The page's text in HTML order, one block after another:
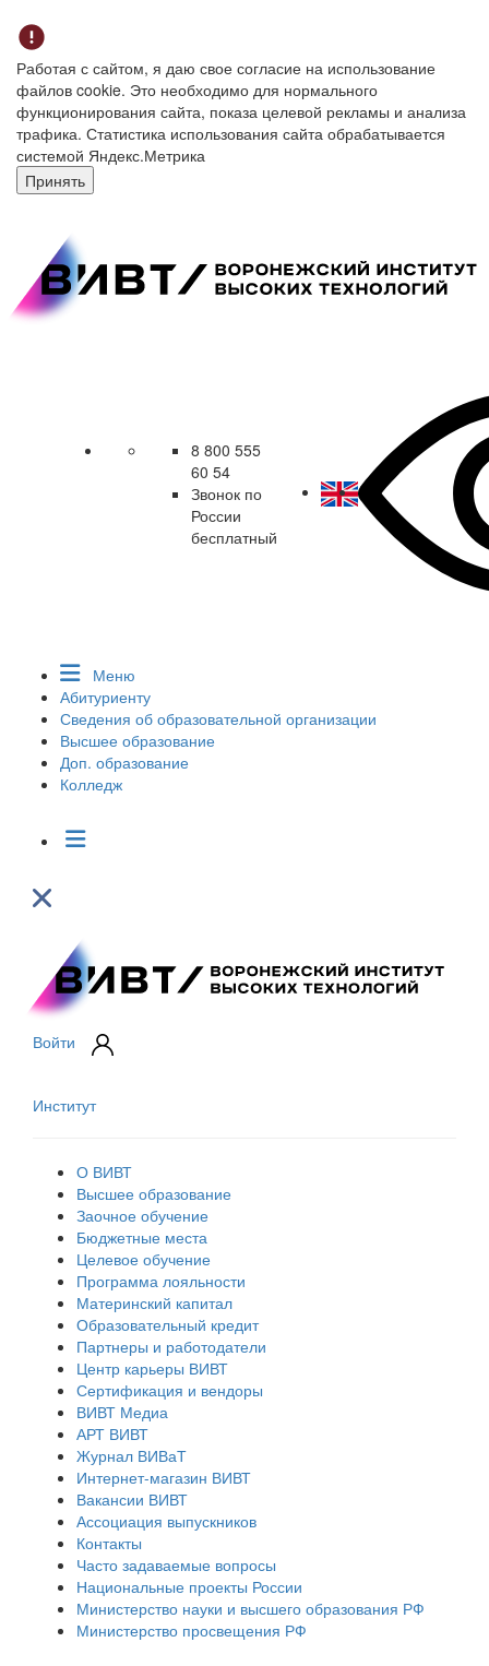
Работая с сайтом, я даю свое согласие на использование
файлов cookie. Это необходимо для нормального
функционирования сайта, показа целевой рекламы и анализа
трафика. Статистика использования сайта обрабатывается
системой Яндекс.Метрика
Принять
8 800 555
60 54
Звонок по
России
бесплатный
Меню
Абитуриенту
Сведения об образовательной организации
Высшее образование
Доп. образование
Колледж
Войти
Институт
О ВИВТ
Высшее образование
Заочное обучение
Бюджетные места
Целевое обучение
Программа лояльности
Материнский капитал
Образовательный кредит
Партнеры и работодатели
Центр карьеры ВИВТ
Сертификация и вендоры
ВИВТ Медиа
АРТ ВИВТ
Журнал ВИВаТ
Интернет-магазин ВИВТ
Вакансии ВИВТ
Ассоциация выпускников
Контакты
Часто задаваемые вопросы
Национальные проекты России
Министерство науки и высшего образования РФ
Министерство просвещения РФ